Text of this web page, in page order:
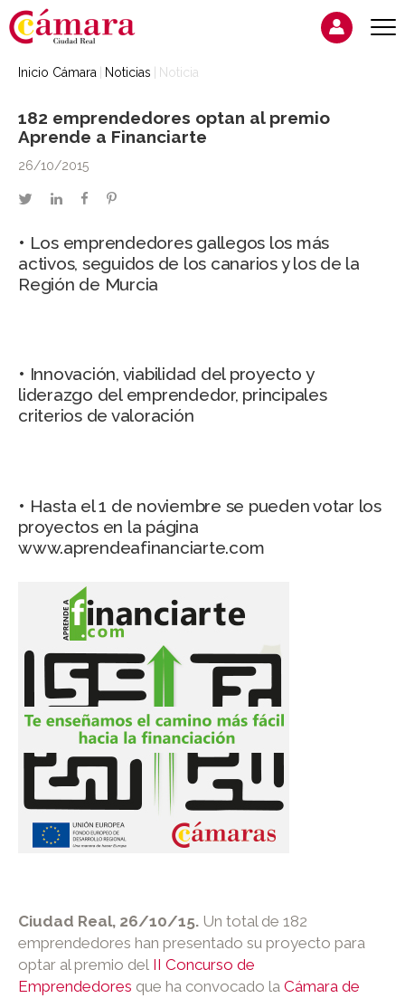
Inicio Cámara Noticias Noticia
182 emprendedores optan al premio
Aprende a Financiarte
26/10/2015
twitterlinkedinfacebookpinterest
• Los emprendedores gallegos los más
activos, seguidos de los canarios y los de la
Región de Murcia
• Innovación, viabilidad del proyecto y
liderazgo del emprendedor, principales
criterios de valoración
• Hasta el 1 de noviembre se pueden votar los
proyectos en la página
www.aprendeafinanciarte.com
Ciudad Real, 26/10/15. Un total de 182
emprendedores han presentado su proyecto para
optar al premio del II Concurso de
Emprendedores que ha convocado la Cámara de